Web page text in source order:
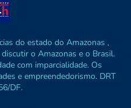
do estado do Amazonas ,
o Amazonas e o Brasil.
com imparcialidade. Os
e empreendedorismo. DRT
DF.